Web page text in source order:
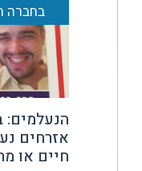
בחברה
אזרחים
חיים או